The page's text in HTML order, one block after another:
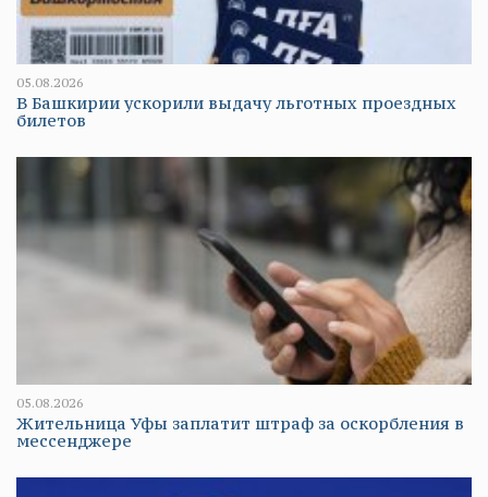
05.08.2026
В Башкирии ускорили выдачу льготных проездных
билетов
05.08.2026
Жительница Уфы заплатит штраф за оскорбления в
мессенджере